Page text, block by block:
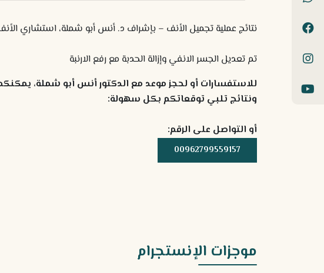
نتائج عملية تجميل الأنف – بإشراف د. أنس أبو شملة، استشاري
تم تعديل الجسر الانفي وإزالة الحدبة مع رفع الارنبة
للاستفسارات أو لحجز موعد مع الدكتور أنس أبو شملة، يمكنكم
ونتائج تلبي توقعاتكم بكل سهولة:
احجز من هنا
أو التواصل على الرقم:
00962799559157
موجزات الإنستجرام